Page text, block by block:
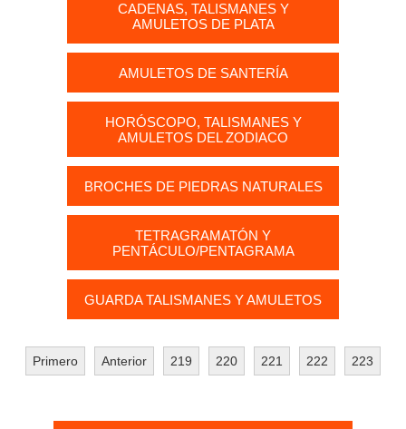
CADENAS, TALISMANES Y
AMULETOS DE PLATA
AMULETOS DE SANTERÍA
HORÓSCOPO, TALISMANES Y
AMULETOS DEL ZODIACO
BROCHES DE PIEDRAS NATURALES
TETRAGRAMATÓN Y
PENTÁCULO/PENTAGRAMA
GUARDA TALISMANES Y AMULETOS
Primero Anterior 219 220 221 222 223